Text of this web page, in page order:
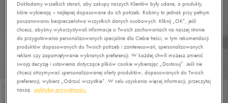
Dokładamy wszelkich starań, aby zakupy naszych Klientów były udane, a produkty,
które wybierają – najlepiej dopasowane do ich potrzeb. Robimy to jednak przy pełnym
poszanowaniu bezpieczeństwa wszystkich danych osobowych. Kliknij „OK”, jeśli
chcesz, abyśmy wykorzystywali informacje o Twoich zachowaniach na naszej stronie
do przygotowania personalizowanych specjalnie dla Ciebie treści, w tym rekomendacji
produktów dopasowanych do Twoich potrzeb i zainteresowań, spersonalizowanych
reklam czy zapamiętywanie wybranych preferencji. W każdej chwili możesz zmienić
swoją decyzję i ustawienia dotyczące plików cookie wybierając „Dostosuj”. Jeśli nie
chcesz otrzymywać spersonalizowanej oferty produktów, dopasowanych do Twoich
preferencji, wybierz „Odrzuć wszystkie”. W celu uzyskania więcej informacji, przeczytaj
naszą
politykę prywatności.